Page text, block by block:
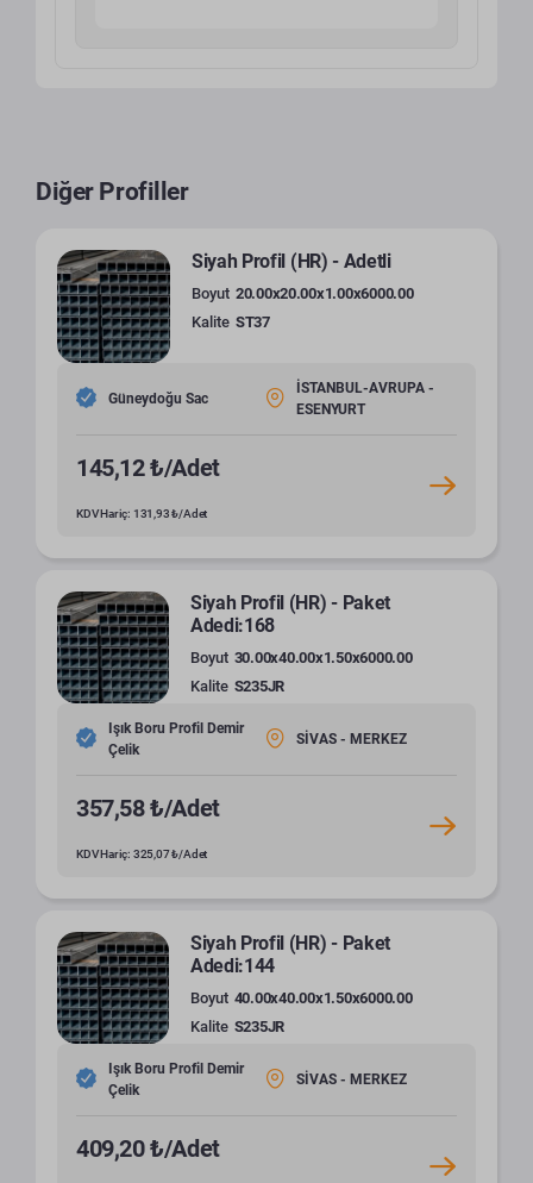
Diğer Profiller
Siyah Profil (HR) - Adetli
Boyut 20.00x20.00x1.00x6000.00
Kalite ST37
Güneydoğu Sac
İSTANBUL-AVRUPA -
ESENYURT
145,12 ₺/Adet
KDV Hariç: 131,93 ₺/Adet
Siyah Profil (HR) - Paket
Adedi:168
Boyut 30.00x40.00x1.50x6000.00
Kalite S235JR
Işık Boru Profil Demir
Çelik
SİVAS - MERKEZ
357,58 ₺/Adet
KDV Hariç: 325,07 ₺/Adet
Siyah Profil (HR) - Paket
Adedi:144
Boyut 40.00x40.00x1.50x6000.00
Kalite S235JR
Işık Boru Profil Demir
Çelik
SİVAS - MERKEZ
409,20 ₺/Adet